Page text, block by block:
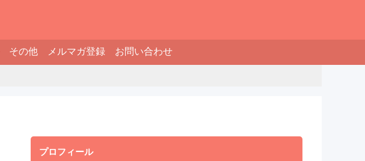
その他 メルマガ登録 お問い合わせ
プロフィール